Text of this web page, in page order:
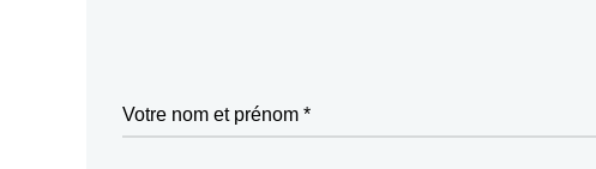
Votre nom et prénom *